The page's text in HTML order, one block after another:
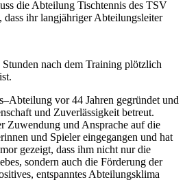
die Abteilung Tischtennis des TSV
dass ihr langjähriger Abteilungsleiter
nach dem Training plötzlich
vor 44 Jahren gegründet und
und Zuverlässigkeit betreut.
Zuwendung und Ansprache auf die
und Spieler eingegangen und hat
gezeigt, dass ihm nicht nur die
sondern auch die Förderung der
entspanntes Abteilungsklima